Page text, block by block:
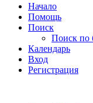
Начало
Помощь
Поиск
Поиск по
Календарь
Вход
Регистрация